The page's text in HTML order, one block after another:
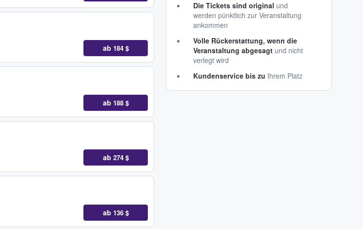
ab 184 $
ab 188 $
ab 274 $
ab 136 $
Die Tickets sind original und
werden pünktlich zur Veranstaltung
ankommen
Volle Rückerstattung, wenn die
Veranstaltung abgesagt und nicht
verlegt wird
Kundenservice bis zu Ihrem Platz